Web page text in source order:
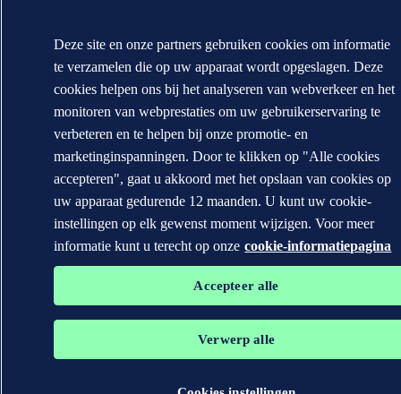
Deze site en onze partners gebruiken cookies om informatie
te verzamelen die op uw apparaat wordt opgeslagen. Deze
cookies helpen ons bij het analyseren van webverkeer en het
monitoren van webprestaties om uw gebruikerservaring te
verbeteren en te helpen bij onze promotie- en
marketinginspanningen. Door te klikken op "Alle cookies
accepteren", gaat u akkoord met het opslaan van cookies op
uw apparaat gedurende 12 maanden. U kunt uw cookie-
instellingen op elk gewenst moment wijzigen. Voor meer
informatie kunt u terecht op onze cookie-informatiepagina
Accepteer alle
Verwerp alle